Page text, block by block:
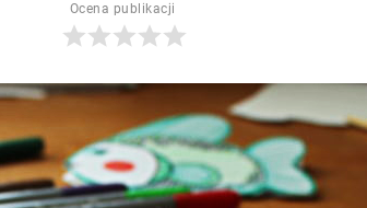
Ocena publikacji